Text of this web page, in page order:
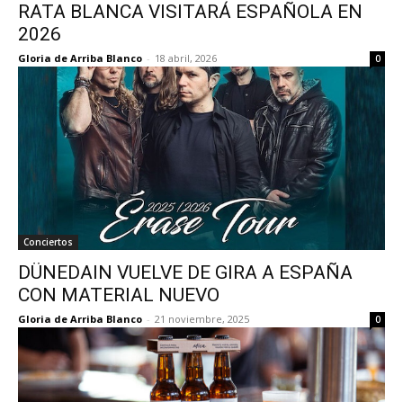
RATA BLANCA VISITARÁ ESPAÑOLA EN
2026
Gloria de Arriba Blanco - 18 abril, 2026 0
Conciertos
DÜNEDAIN VUELVE DE GIRA A ESPAÑA
CON MATERIAL NUEVO
Gloria de Arriba Blanco - 21 noviembre, 2025 0